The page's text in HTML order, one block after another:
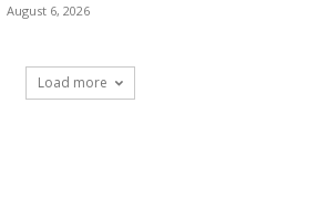
August 6, 2026
Load more